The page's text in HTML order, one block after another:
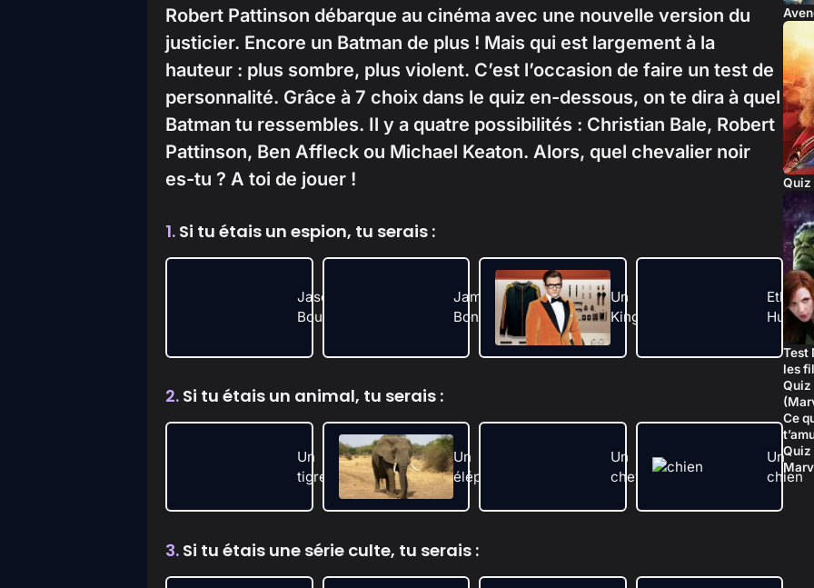
Robert Pattinson débarque au cinéma avec une nouvelle version du
justicier. Encore un Batman de plus ! Mais qui est largement à la
hauteur : plus sombre, plus violent. C’est l’occasion de faire un test de
personnalité. Grâce à 7 choix dans le quiz en-dessous, on te dira à quel
Batman tu ressembles. Il y a quatre possibilités : Christian Bale, Robert
Pattinson, Ben Affleck ou Michael Keaton. Alors, quel chevalier noir
es-tu ? A toi de jouer !
1. Si tu étais un espion, tu serais :
Jason
Bourne
James
Bond
Un
Kingsman
Ethan
Hunt
2. Si tu étais un animal, tu serais :
Un
tigre
Un
éléphant
Un
cheval
Un
chien
3. Si tu étais une série culte, tu serais :
Quiz
Test
les
Quiz
Ce
Quiz